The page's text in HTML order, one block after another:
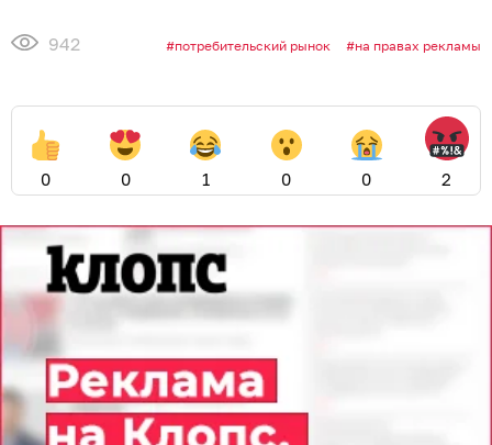
942 потребительский рынок на правах рекламы
0 0 1 0 0 2